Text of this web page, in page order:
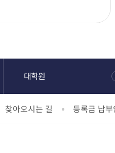
찾아오시는 길 등록금 납부
대학원